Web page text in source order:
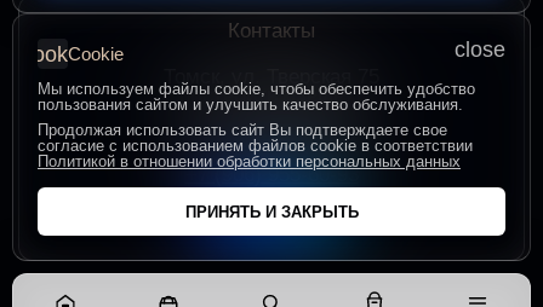
Контакты
Томск, ул. Тверская 75
ПОСТРОИТЬ МАРШРУТ
Пн-Пт с 10:00 до 20:00
Сб-Вс с 10:00 до 19:00
+7 (906) 955-60-93
close
cookieCookie
Мы используем файлы cookie, чтобы обеспечить удобство
пользования сайтом и улучшить качество обслуживания.
Продолжая использовать сайт Вы подтверждаете свое
согласие с использованием файлов cookie в соответствии
Политикой в отношении обработки персональных данных
ПРИНЯТЬ И ЗАКРЫТЬ